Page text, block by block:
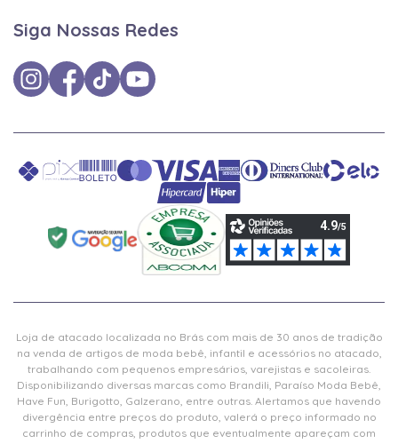
Siga Nossas Redes
Loja de atacado localizada no Brás com mais de 30 anos de tradição
na venda de artigos de moda bebê, infantil e acessórios no atacado,
trabalhando com pequenos empresários, varejistas e sacoleiras.
Disponibilizando diversas marcas como Brandili, Paraíso Moda Bebê,
Have Fun, Burigotto, Galzerano, entre outras. Alertamos que havendo
divergência entre preços do produto, valerá o preço informado no
carrinho de compras, produtos que eventualmente apareçam com